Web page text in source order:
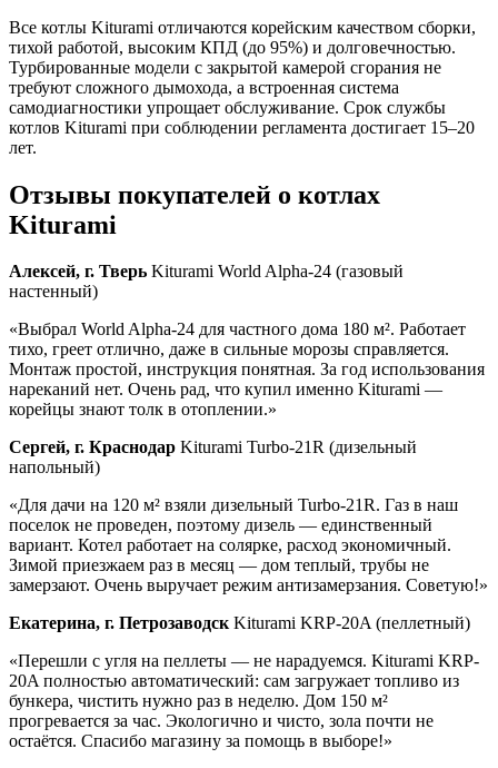
Все котлы Kiturami отличаются корейским качеством сборки,
тихой работой, высоким КПД (до 95%) и долговечностью.
Турбированные модели с закрытой камерой сгорания не
требуют сложного дымохода, а встроенная система
самодиагностики упрощает обслуживание. Срок службы
котлов Kiturami при соблюдении регламента достигает 15–20
лет.
Отзывы покупателей о котлах
Kiturami
Алексей, г. Тверь Kiturami World Alpha-24 (газовый
настенный)
«Выбрал World Alpha-24 для частного дома 180 м². Работает
тихо, греет отлично, даже в сильные морозы справляется.
Монтаж простой, инструкция понятная. За год использования
нареканий нет. Очень рад, что купил именно Kiturami —
корейцы знают толк в отоплении.»
Сергей, г. Краснодар Kiturami Turbo-21R (дизельный
напольный)
«Для дачи на 120 м² взяли дизельный Turbo-21R. Газ в наш
поселок не проведен, поэтому дизель — единственный
вариант. Котел работает на солярке, расход экономичный.
Зимой приезжаем раз в месяц — дом теплый, трубы не
замерзают. Очень выручает режим антизамерзания. Советую!»
Екатерина, г. Петрозаводск Kiturami KRP-20A (пеллетный)
«Перешли с угля на пеллеты — не нарадуемся. Kiturami KRP-
20A полностью автоматический: сам загружает топливо из
бункера, чистить нужно раз в неделю. Дом 150 м²
прогревается за час. Экологично и чисто, зола почти не
остаётся. Спасибо магазину за помощь в выборе!»